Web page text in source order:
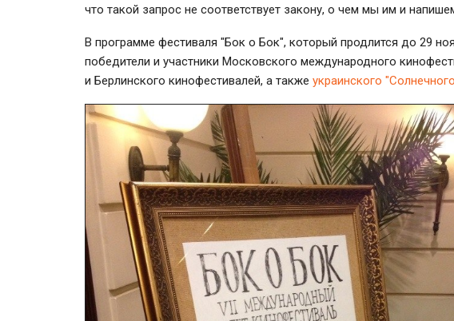
что такой запрос не соответствует закону, о чем мы им и
В программе фестиваля "Бок о Бок", который продлится до 29
победители и участники Московского международного
и Берлинского кинофестивалей, а также украинского